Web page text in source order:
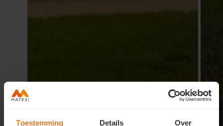
Toestemming Details Over